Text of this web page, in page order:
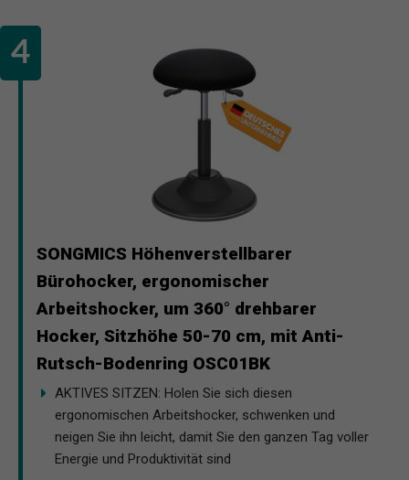
SONGMICS Höhenverstellbarer
Bürohocker, ergonomischer
Arbeitshocker, um 360° drehbarer
Hocker, Sitzhöhe 50-70 cm, mit Anti-
Rutsch-Bodenring OSC01BK
AKTIVES SITZEN: Holen Sie sich diesen
ergonomischen Arbeitshocker, schwenken und
neigen Sie ihn leicht, damit Sie den ganzen Tag voller
Energie und Produktivität sind